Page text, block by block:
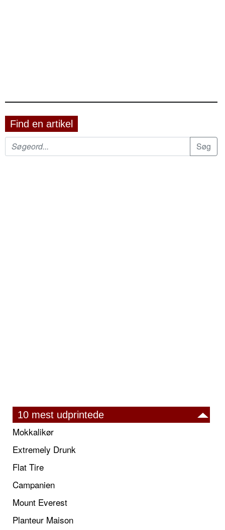
Find en artikel
10 mest udprintede
Mokkalikør
Extremely Drunk
Flat Tire
Campanien
Mount Everest
Planteur Maison